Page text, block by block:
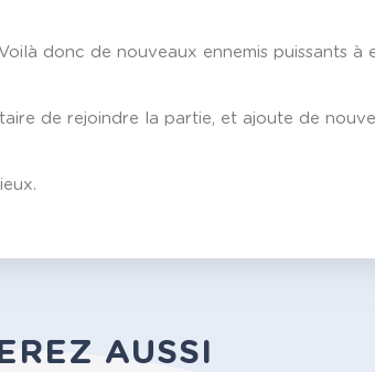
donc de nouveaux ennemis puissants à
de rejoindre la partie, et ajoute de
AUSSI